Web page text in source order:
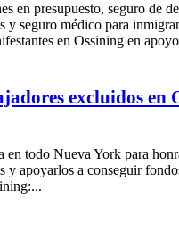
en presupuesto, seguro de
y seguro médico para
en Ossining en
excluidos en
en todo Nueva York para
y apoyarlos a conseguir